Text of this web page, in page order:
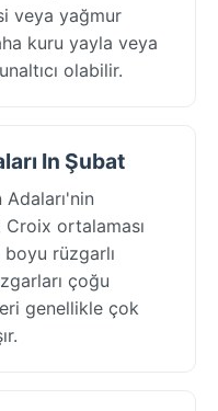
veya yağmur
kuru yayla veya
olabilir.
In Şubat
Croix ortalaması
rüzgarlı
çoğu
genellikle çok